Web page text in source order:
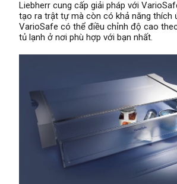
Liebherr cung cấp giải pháp với
tạo ra trật tự mà còn có khả năng thích
VarioSafe có thể điều chỉnh độ cao
tủ lạnh ở nơi phù hợp với bạn nhất.